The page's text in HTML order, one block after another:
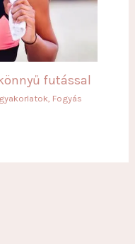
futással
Fogyás